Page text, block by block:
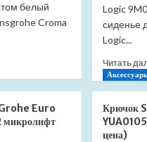
белый
Croma
Logic
сиденье
Logic...
Читать
Grohe Euro
Крючок
цена)